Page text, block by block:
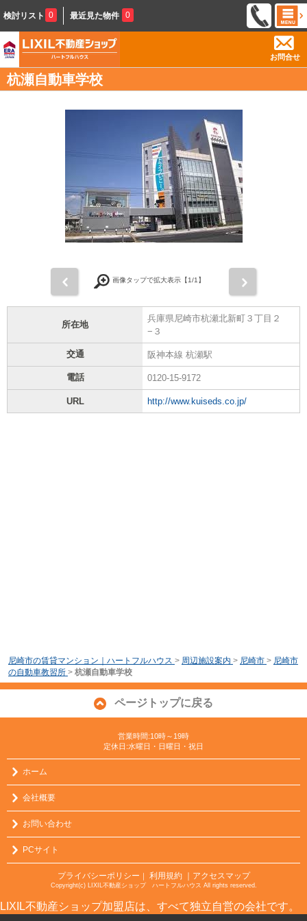
検討リスト 0 最近見た物件 0
お問合せ
杭瀬自動車学校
画像タップで拡大表示【1/1】
所在地
兵庫県尼崎市杭瀬北新町３丁目２
−３
交通 阪神本線 杭瀬駅
電話 0120-15-9172
URL http://www.kuiseds.co.jp/
尼崎市の賃貸マンション｜ハートフルハウス > 周辺施設案内 > 尼崎市 > 尼崎市
の自動車教習所 > 杭瀬自動車学校
ページトップに戻る
営業時間:10時～19時
定休日:水曜日・日曜日・祝日
ホーム
会社概要
お問い合わせ
PCサイト
プライバシーポリシー ｜ 利用規約 ｜アクセスマップ
Copyright(c) LIXIL不動産ショップ ハートフルハウス All rights reserved.
LIXIL不動産ショップ加盟店は、すべて独立自営の会社です。